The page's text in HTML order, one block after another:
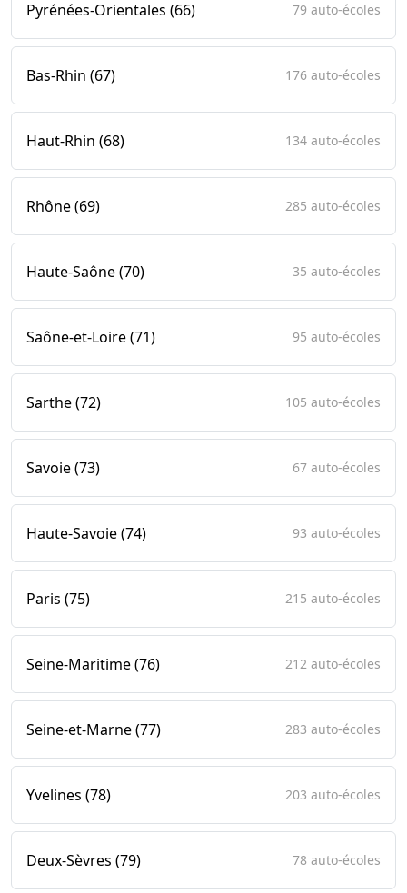
Pyrénées-Orientales (66) 79 auto-écoles
Bas-Rhin (67) 176 auto-écoles
Haut-Rhin (68) 134 auto-écoles
Rhône (69) 285 auto-écoles
Haute-Saône (70) 35 auto-écoles
Saône-et-Loire (71) 95 auto-écoles
Sarthe (72) 105 auto-écoles
Savoie (73) 67 auto-écoles
Haute-Savoie (74) 93 auto-écoles
Paris (75) 215 auto-écoles
Seine-Maritime (76) 212 auto-écoles
Seine-et-Marne (77) 283 auto-écoles
Yvelines (78) 203 auto-écoles
Deux-Sèvres (79) 78 auto-écoles